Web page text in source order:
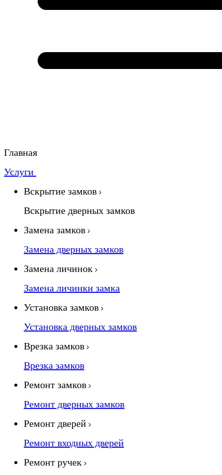
Главная
Услуги
Вскрытие замков
Вскрытие дверных замков
Замена замков
Замена дверных замков
Замена личинок
Замена личинки замка
Установка замков
Установка дверных замков
Врезка замков
Врезка замков
Ремонт замков
Ремонт дверных замков
Ремонт дверей
Ремонт входных дверей
Ремонт ручек